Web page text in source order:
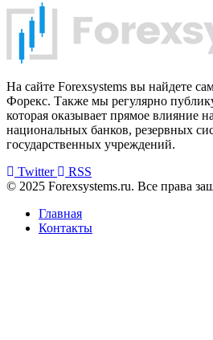
На сайте Forexsystems вы найдете
Форекс. Также мы регулярно
которая оказывает прямое влияние
национальных банков, резервных
государственных учреждений.
Twitter
RSS
© 2025 Forexsystems.ru. Все права
Главная
Контакты